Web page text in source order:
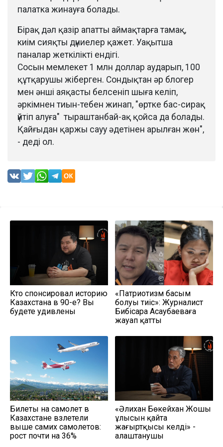
палатка жинауға болады.
Бірақ дәл қазір апатты аймақтарға тамақ,
киім сияқты дүниелер қажет. Уақытша
паналар жеткілікті ендігі.
Сосын мемлекет 1 млн доллар аударып, 100
құтқарушы жіберген. Сондықтан әр блогер
мен әнші аяқасты белсеніп шыға келіп,
әркімнен тиын-тебен жинап, "өртке бас-сирақ
үйтіп алуға" тыраштанбай-ақ қойса да болады.
Қайғыдан қаржы сауу әдетінен арылған жөн",
- деді ол.
Кто спонсировал историю
Казахстана в 90-е? Вы
будете удивлены
«Патриотизм басым
болуы тиіс»: Журналист
Бибісара Асаубаеваға
жауап қатты
Билеты на самолет в
Казахстане взлетели
выше самих самолетов:
рост почти на 36%
«Әлихан Бөкейхан Жошы
ұлысын қайта
жаңғыртқысы келді» -
алаштанушы